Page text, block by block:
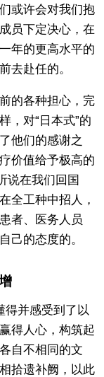
或许会对我们抱
员下定决心，在
年的更高水平的
去赴任的。
的各种担心，完
，对“日本式”的
他们的感谢之
价值给予极高的
说在我们回国
全工种中招人，
者、医务人员
己的态度的。
得并感受到了以
得人心，构筑起
自不相同的文
拾遗补阙，以此